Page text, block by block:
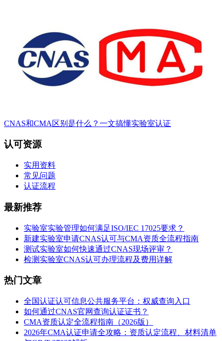
CNAS和CMA区别是什么？一文搞懂实验室认证
认可资源
实用资料
常见问题
认证流程
最新推荐
实验室实验管理如何满足ISO/IEC 17025要求？
新建实验室申请CNAS认可与CMA资质全流程指南
测试实验室如何快速通过CNAS现场评审？
检测实验室CNAS认可办理流程及费用详解
热门文章
全国认证认可信息公共服务平台：权威查询入口
如何通过CNAS官网查询认证证书？
CMA资质认定全流程指南（2026版）
2026年CMA认证申请全攻略：资质认定流程、材料清单